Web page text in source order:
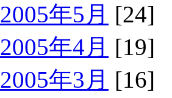
2005年5月 [24]
2005年4月 [19]
2005年3月 [16]